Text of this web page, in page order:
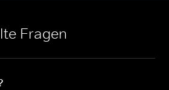
Fragen